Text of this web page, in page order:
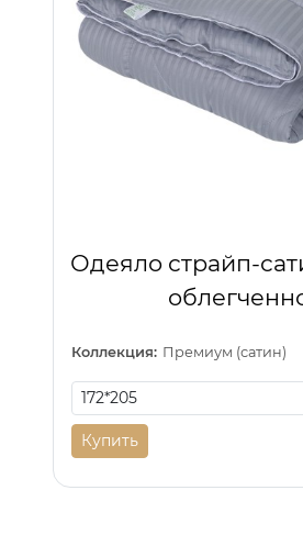
Одеяло страйп-
Коллекция: Премиум (сатин)
Купить